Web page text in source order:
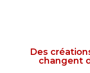
Des
changent